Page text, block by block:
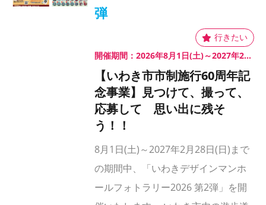
弾
開催期間：2026年8月1日(土)～2027年2月28日(日)
【いわき市市制施行60周年記
念事業】見つけて、撮って、
応募して 思い出に残そ
う！！
8月1日(土)～2027年2月28日(日)まで
の期間中、「いわきデザインマンホ
ールフォトラリー2026 第2弾」を開